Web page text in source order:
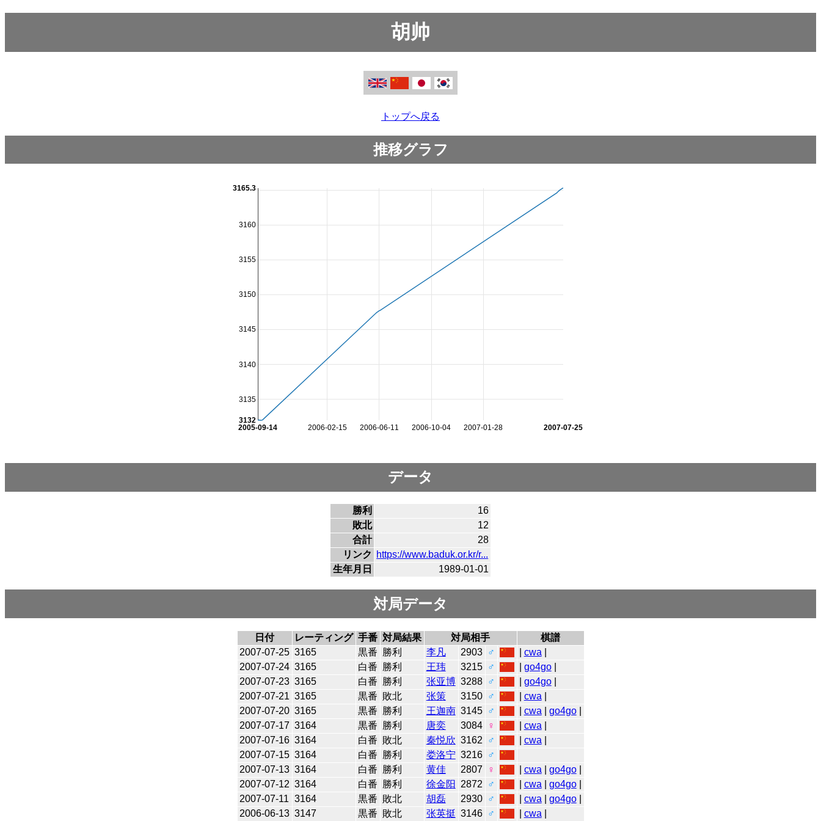
胡帅
トップへ戻る
推移グラフ
2006-02-15 2006-06-11 2006-10-04 2007-01-28
2005-09-14 2007-07-25
3135
3140
3145
3150
3155
3160
3132
3165.3
データ
勝利
16
敗北
12
合計
28
リンク
https://www.baduk.or.kr/r...
生年月日
1989-01-01
対局データ
日付 レーティング 手番 対局結果 対局相手
棋譜
2007-07-25 3165 黒番 勝利 李凡 2903 ♂ cwa
2007-07-24 3165 白番 勝利 王玮 3215 ♂ go4go|
2007-07-23 3165 白番 勝利 张亚博 3288 ♂ go4go|
2007-07-21 3165 黒番 敗北 张策 3150 ♂ cwa
2007-07-20 3165 黒番 勝利 王迦南 3145 ♂ cwa go4go|
2007-07-17 3164 黒番 勝利 唐奕 3084 ♀ cwa
2007-07-16 3164 白番 敗北 秦悦欣 3162 ♂ cwa
2007-07-15 3164 白番 勝利 娄洛宁 3216
♂
2007-07-13 3164 白番 勝利 黄佳 2807 ♀ cwa go4go|
2007-07-12 3164 白番 勝利 徐金阳 2872 ♂ cwa go4go|
2007-07-11 3164 黒番 敗北 胡磊 2930 ♂ cwa go4go|
2006-06-13 3147 黒番 敗北 张英挺 3146 ♂ cwa